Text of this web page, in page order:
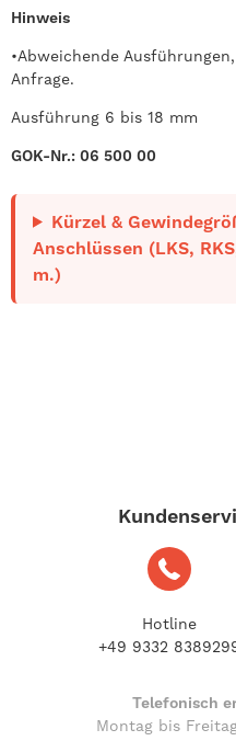
Hinweis
•Abweichende
Anfrage.
Ausführung 6 bis 18 mm
GOK-Nr.: 06 500 00
Kürzel &
Anschlüssen (LKS,
m.)
Hotline
+49 9332
Telefonisch
Montag bis